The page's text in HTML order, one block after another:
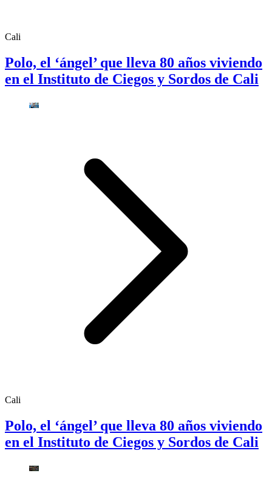
Cali
Polo, el ‘ángel’ que lleva 80 años viviendo
en el Instituto de Ciegos y Sordos de Cali
Cali
Polo, el ‘ángel’ que lleva 80 años viviendo
en el Instituto de Ciegos y Sordos de Cali